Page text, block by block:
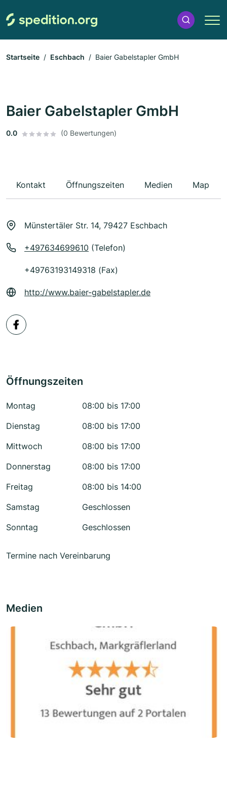
Startseite Eschbach Baier Gabelstapler GmbH
Baier Gabelstapler GmbH
0.0 (0 Bewertungen)
Kontakt Öffnungszeiten Medien Map
Münstertäler Str. 14, 79427 Eschbach
+497634699610 (Telefon)
+49763193149318 (Fax)
http://www.baier-gabelstapler.de
Öffnungszeiten
Montag
08:00 bis 17:00
Dienstag
08:00 bis 17:00
Mittwoch
08:00 bis 17:00
Donnerstag
08:00 bis 17:00
Freitag
08:00 bis 14:00
Samstag
Geschlossen
Sonntag
Geschlossen
Termine nach Vereinbarung
Medien